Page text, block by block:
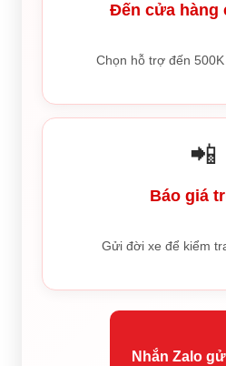
Đến cửa hàng
Chọn hỗ trợ đến
📲
Báo giá
Gửi đời xe để kiểm
Nhắn Zalo